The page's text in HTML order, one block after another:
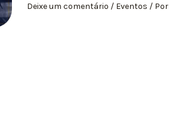
Deixe um comentário / Eventos / Por